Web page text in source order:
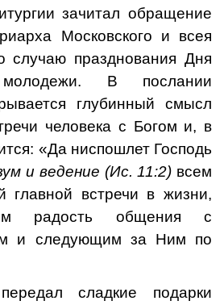
зачитал обращение
Московского и всея
случаю празднования Дня
молодежи. В послании
глубинный смысл
человека с Богом и, в
«Да ниспошлет Господь
и ведение (Ис. 11:2) всем
встречи в жизни,
радость общения с
и следующим за Ним по
сладкие подарки